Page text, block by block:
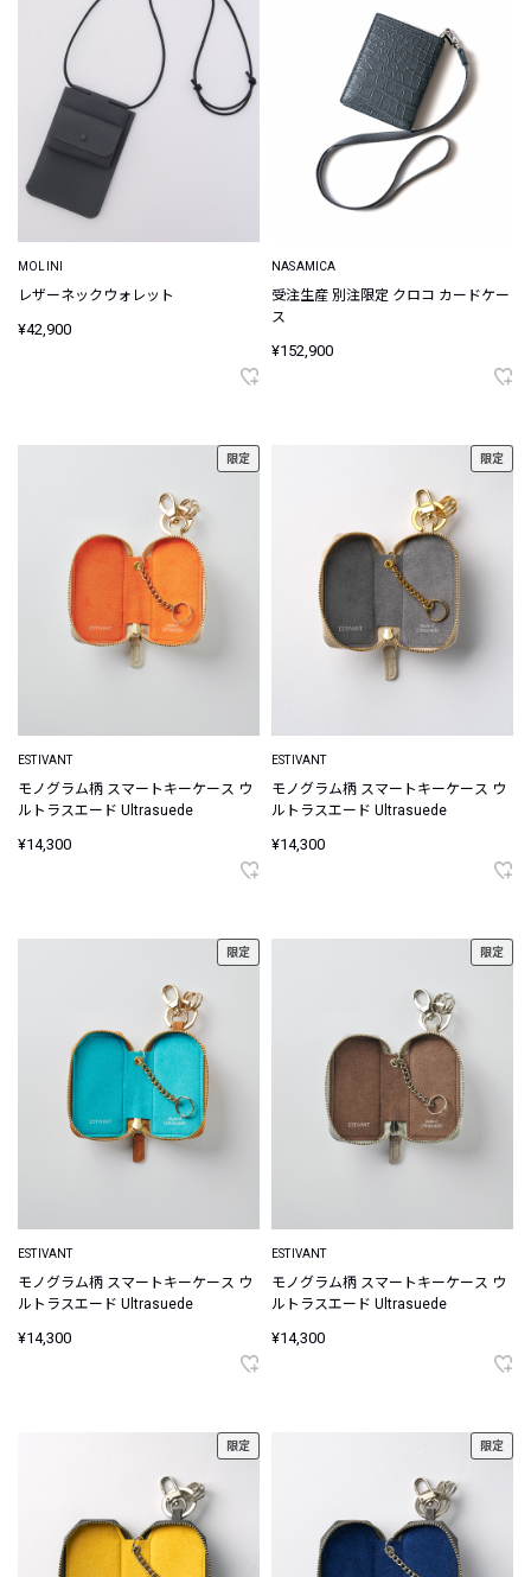
MOLINI
レザーネックウォレット
¥42,900
NASAMICA
受注生産 別注限定 クロコ カードケー
ス
¥152,900
限定
ESTIVANT
モノグラム柄 スマートキーケース ウ
ルトラスエード Ultrasuede
¥14,300
限定
ESTIVANT
モノグラム柄 スマートキーケース ウ
ルトラスエード Ultrasuede
¥14,300
限定
ESTIVANT
モノグラム柄 スマートキーケース ウ
ルトラスエード Ultrasuede
¥14,300
限定
ESTIVANT
モノグラム柄 スマートキーケース ウ
ルトラスエード Ultrasuede
¥14,300
限定 限定